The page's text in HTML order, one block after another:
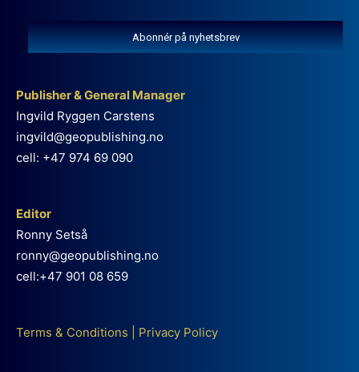
Abonnér på nyhetsbrev
Publisher & General Manager
Ingvild Ryggen Carstens
ingvild@geopublishing.no
cell: +47 974 69 090
Editor
Ronny Setså
ronny@geopublishing.no
cell:+47 901 08 659
Terms & Conditions Privacy Policy